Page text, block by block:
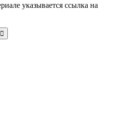
указывается ссылка на